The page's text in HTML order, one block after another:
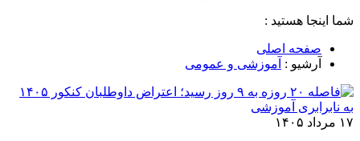
شما اینجا هستید :
صفحه اصلی
آرشیو : آموزشی و عمومی
۱۷ مرداد ۱۴۰۵